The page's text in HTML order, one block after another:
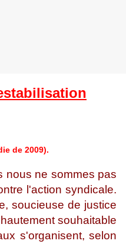
de 2009).
nous ne sommes pas
l'action syndicale.
soucieuse de justice
souhaitable
s'organisent, selon